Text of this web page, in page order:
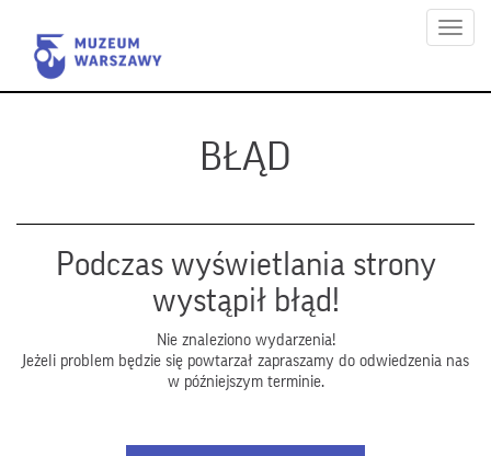
Menu
BŁĄD
Podczas wyświetlania strony
wystąpił błąd!
Nie znaleziono wydarzenia!
Jeżeli problem będzie się powtarzał zapraszamy do odwiedzenia nas
w późniejszym terminie.